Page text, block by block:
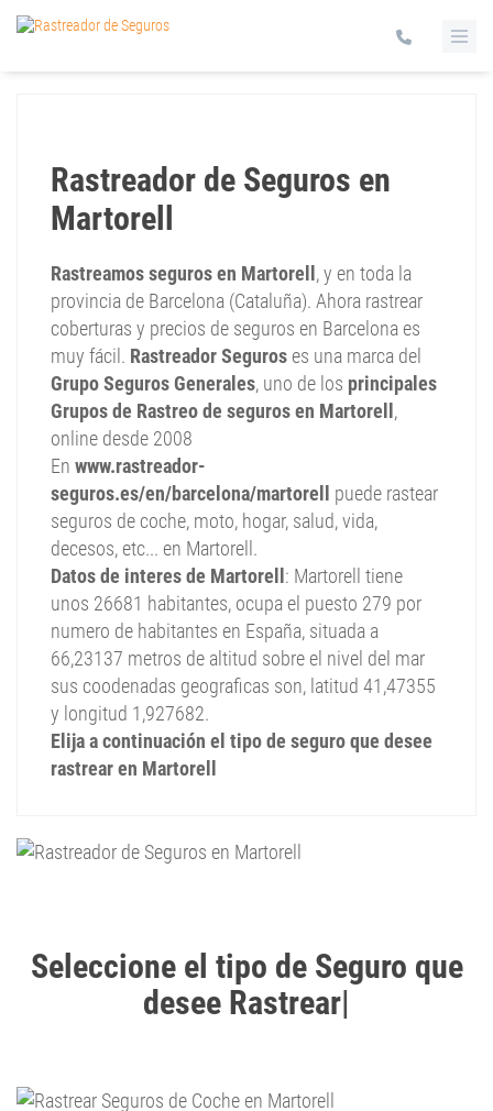
Rastreador de Seguros en
Martorell
Rastreamos seguros en Martorell , y en toda la
provincia de Barcelona (Cataluña). Ahora rastrear
coberturas y precios de seguros en Barcelona es
muy fácil. Rastreador Seguros es una marca del
Grupo Seguros Generales, uno de los principales
Grupos de Rastreo de seguros en Martorell ,
online desde 2008
En www.rastreador-
seguros.es/en/barcelona/martorell
puede rastear
seguros de coche, moto, hogar, salud, vida,
decesos, etc... en Martorell.
Datos de interes de Martorell : Martorell tiene
unos 26681 habitantes, ocupa el puesto 279 por
numero de habitantes en España, situada a
66,23137 metros de altitud sobre el nivel del mar
sus coodenadas geograficas son, latitud 41,47355
y longitud 1,927682.
Elija a continuación el tipo de seguro que desee
rastrear en Martorell
Seleccione el tipo de Seguro que
desee Rastrear